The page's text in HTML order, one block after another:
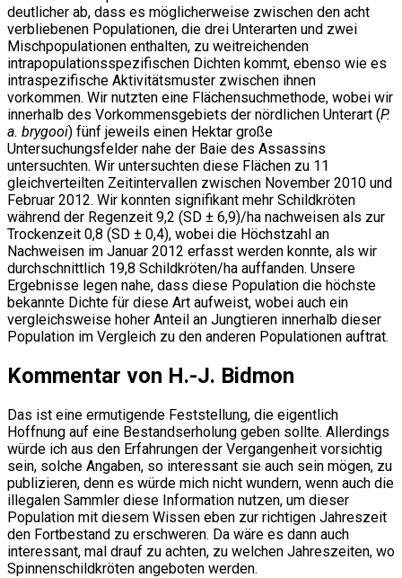
deutlicher ab, dass es möglicherweise zwischen den acht
verbliebenen Populationen, die drei Unterarten und zwei
Mischpopulationen enthalten, zu weitreichenden
intrapopulationsspezifischen Dichten kommt, ebenso wie es
intraspezifische Aktivitätsmuster zwischen ihnen
vorkommen. Wir nutzten eine Flächensuchmethode, wobei wir
innerhalb des Vorkommensgebiets der nördlichen Unterart (P.
a. brygooi) fünf jeweils einen Hektar große
Untersuchungsfelder nahe der Baie des Assassins
untersuchten. Wir untersuchten diese Flächen zu 11
gleichverteilten Zeitintervallen zwischen November 2010 und
Februar 2012. Wir konnten signifikant mehr Schildkröten
während der Regenzeit 9,2 (SD ± 6,9)/ha nachweisen als zur
Trockenzeit 0,8 (SD ± 0,4), wobei die Höchstzahl an
Nachweisen im Januar 2012 erfasst werden konnte, als wir
durchschnittlich 19,8 Schildkröten/ha auffanden. Unsere
Ergebnisse legen nahe, dass diese Population die höchste
bekannte Dichte für diese Art aufweist, wobei auch ein
vergleichsweise hoher Anteil an Jungtieren innerhalb dieser
Population im Vergleich zu den anderen Populationen auftrat.
Kommentar von H.-J. Bidmon
Das ist eine ermutigende Feststellung, die eigentlich
Hoffnung auf eine Bestandserholung geben sollte. Allerdings
würde ich aus den Erfahrungen der Vergangenheit vorsichtig
sein, solche Angaben, so interessant sie auch sein mögen, zu
publizieren, denn es würde mich nicht wundern, wenn auch die
illegalen Sammler diese Information nutzen, um dieser
Population mit diesem Wissen eben zur richtigen Jahreszeit
den Fortbestand zu erschweren. Da wäre es dann auch
interessant, mal drauf zu achten, zu welchen Jahreszeiten, wo
Spinnenschildkröten angeboten werden.